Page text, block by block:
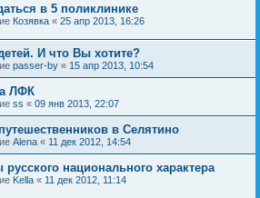
в 5 поликлинике
Козявка « 25 апр 2013, 16:26
И что Вы хотите?
passer-by « 15 апр 2013, 10:54
ЛФК
ss « 09 янв 2013, 22:07
в Селятино
Alena « 11 дек 2012, 14:54
национального характера
Kella « 11 дек 2012, 11:14